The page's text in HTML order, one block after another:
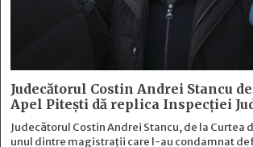
Judecătorul Costin Andrei Stancu
Apel Pitești dă replica Inspecției
Judecătorul Costin Andrei Stancu, de la Curtea
unul dintre magistrații care l-au condamnat